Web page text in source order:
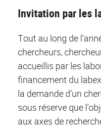
Invitation par les
Tout au long de
chercheurs,
accueillis par les
financement du
la demande d’un
sous réserve que
aux axes de